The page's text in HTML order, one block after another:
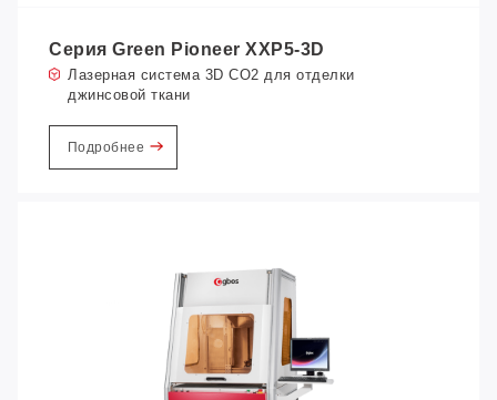
Серия Green Pioneer XXP5-3D
Лазерная система 3D CO2 для отделки
джинсовой ткани
Подробнее